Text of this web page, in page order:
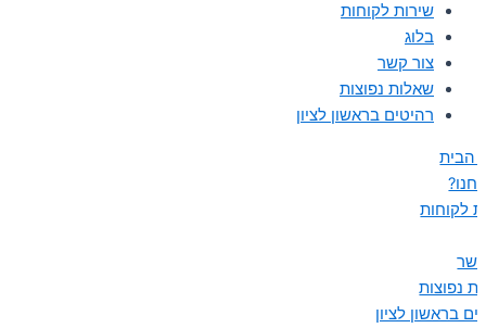
שירות לקוחות
בלוג
צור קשר
שאלות נפוצות
רהיטים בראשון לציון
הבית
לקוחות
נפוצות
בראשון לציון